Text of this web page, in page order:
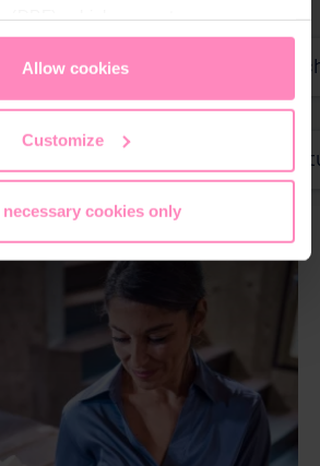
data protection. You canaccept all
necessary cookies
chosen setting at any time in
Allow cookies
Customize
necessary cookies only
Pearlwater Mineralizer
Pearlwater Mineralizer